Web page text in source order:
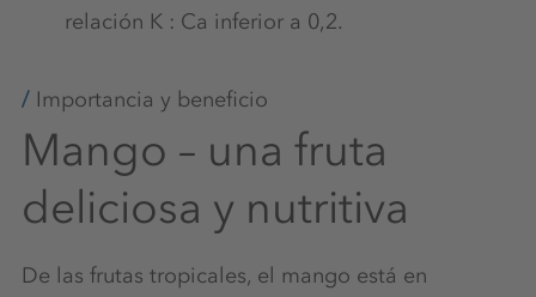
relación K : Ca inferior a 0,2.
Importancia y beneficio
Mango – una fruta
deliciosa y nutritiva
De las frutas tropicales, el mango está en